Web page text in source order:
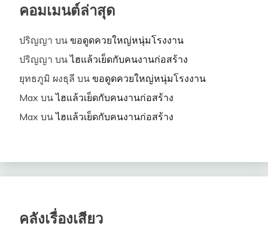
คอมเมนต์ล่าสุด
ปริญญา บน ขอดูดควยใหญ่หนุ่มโรงงาน
ปริญญา บนไฮแล้วเย็ดกับคนงานก่อสร้าง
ยุทธภูมิ ผงธุลี บน ขอดูดควยใหญ่หนุ่มโรงงาน
Max บนไฮแล้วเย็ดกับคนงานก่อสร้าง
Max บนไฮแล้วเย็ดกับคนงานก่อสร้าง
คลังเรื่องเสียว